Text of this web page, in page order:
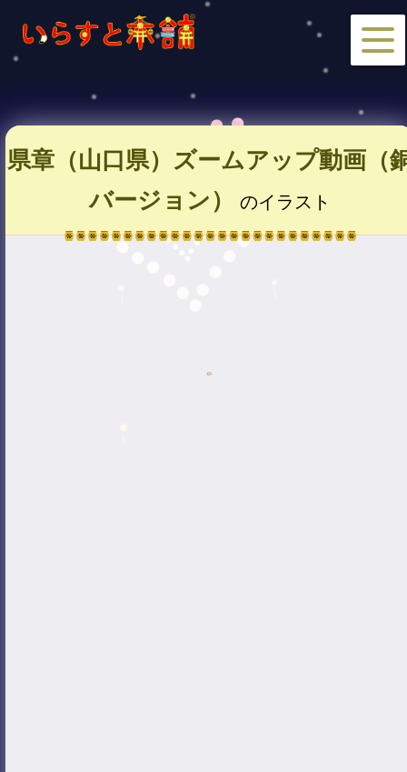
県章（山口県）ズームアップ動画（
バージョン）
のイラスト